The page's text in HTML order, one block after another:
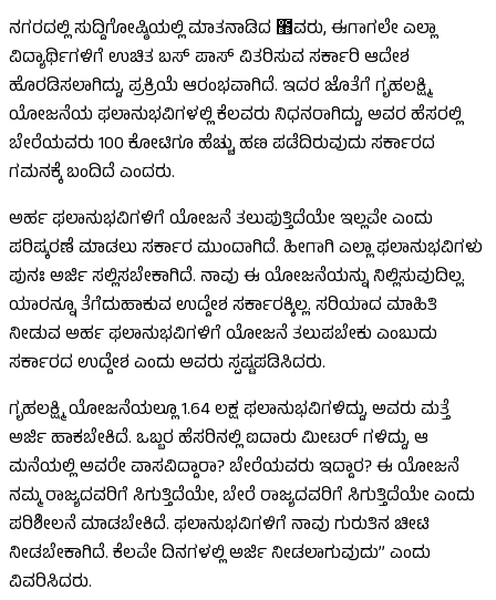
ನಗರದಲ್ಲಿ ಸುದ್ದಿಗೋಷ್ಠಿಯಲ್ಲಿ ಮಾತನಾಡಿದ ಻ವರು, ಈಗಾಗಲೇ ಎಲ್ಲಾ
ವಿದ್ಯಾರ್ಥಿಗಳಿಗೆ ಉಚಿತ ಬಸ್ ಪಾಸ್ ವಿತರಿಸುವ ಸರ್ಕಾರಿ ಆದೇಶ
ಹೊರಡಿಸಲಾಗಿದ್ದು, ಪ್ರಕ್ರಿಯೆ ಆರಂಭವಾಗಿದೆ. ಇದರ ಜೊತೆಗೆ ಗೃಹಲಕ್ಷ್ಮಿ
ಯೋಜನೆಯ ಫಲಾನುಭವಿಗಳಲ್ಲಿ ಕೆಲವರು ನಿಧನರಾಗಿದ್ದು, ಅವರ ಹೆಸರಲ್ಲಿ
ಬೇರೆಯವರು 100 ಕೋಟಿಗೂ ಹೆಚ್ಚು ಹಣ ಪಡೆದಿರುವುದು ಸರ್ಕಾರದ
ಗಮನಕ್ಕೆ ಬಂದಿದೆ ಎಂದರು.
ಅರ್ಹ ಫಲಾನುಭವಿಗಳಿಗೆ ಯೋಜನೆ ತಲುಪುತ್ತಿದೆಯೇ ಇಲ್ಲವೇ ಎಂದು
ಪರಿಷ್ಕರಣೆ ಮಾಡಲು ಸರ್ಕಾರ ಮುಂದಾಗಿದೆ. ಹೀಗಾಗಿ ಎಲ್ಲಾ ಫಲಾನುಭವಿಗಳು
ಪುನಃ ಅರ್ಜಿ ಸಲ್ಲಿಸಬೇಕಾಗಿದೆ. ನಾವು ಈ ಯೋಜನೆಯನ್ನು ನಿಲ್ಲಿಸುವುದಿಲ್ಲ.
ಯಾರನ್ನೂ ತೆಗೆದುಹಾಕುವ ಉದ್ದೇಶ ಸರ್ಕಾರಕ್ಕಿಲ್ಲ. ಸರಿಯಾದ ಮಾಹಿತಿ
ನೀಡುವ ಅರ್ಹ ಫಲಾನುಭವಿಗಳಿಗೆ ಯೋಜನೆ ತಲುಪಬೇಕು ಎಂಬುದು
ಸರ್ಕಾರದ ಉದ್ದೇಶ ಎಂದು ಅವರು ಸ್ಪಷ್ಟಪಡಿಸಿದರು.
ಗೃಹಲಕ್ಷ್ಮಿ ಯೋಜನೆಯಲ್ಲೂ 1.64 ಲಕ್ಷ ಫಲಾನುಭವಿಗಳಿದ್ದು, ಅವರು ಮತ್ತೆ
ಅರ್ಜಿ ಹಾಕಬೇಕಿದೆ. ಒಬ್ಬರ ಹೆಸರಿನಲ್ಲಿ ಐದಾರು ಮೀಟರ್ ಗಳಿದ್ದು, ಆ
ಮನೆಯಲ್ಲಿ ಅವರೇ ವಾಸವಿದ್ದಾರಾ? ಬೇರೆಯವರು ಇದ್ದಾರ? ಈ ಯೋಜನೆ
ನಮ್ಮ ರಾಜ್ಯದವರಿಗೆ ಸಿಗುತ್ತಿದೆಯೇ, ಬೇರೆ ರಾಜ್ಯದವರಿಗೆ ಸಿಗುತ್ತಿದೆಯೇ ಎಂದು
ಪರಿಶೀಲನೆ ಮಾಡಬೇಕಿದೆ. ಫಲಾನುಭವಿಗಳಿಗೆ ನಾವು ಗುರುತಿನ ಚೀಟಿ
ನೀಡಬೇಕಾಗಿದೆ. ಕೆಲವೇ ದಿನಗಳಲ್ಲಿ ಅರ್ಜಿ ನೀಡಲಾಗುವುದು” ಎಂದು
ವಿವರಿಸಿದರು.